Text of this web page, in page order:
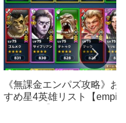
《無課金エンパズ攻略》お
すめ星4英雄リスト【